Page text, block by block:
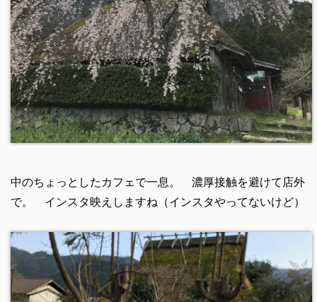
中のちょっとしたカフェで一息。 濃厚接触を避けて店外
で。 インスタ映えしますね（インスタやってないけど）